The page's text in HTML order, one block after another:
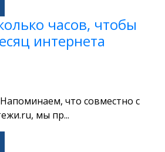
часов, чтобы
интернета
что совместно с
мы пр...